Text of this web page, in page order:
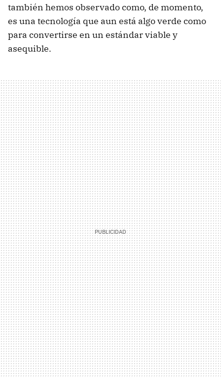
también hemos observado como, de momento,
es una tecnología que aun está algo verde como
para convertirse en un estándar viable y
asequible.